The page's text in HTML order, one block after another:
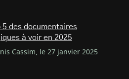
5 des documentaires
à voir en 2025
Cassim, le 27 janvier 2025